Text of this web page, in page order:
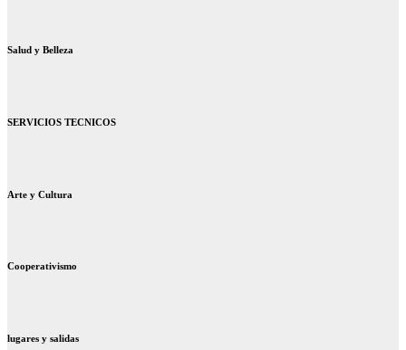
Salud y Belleza
SERVICIOS TECNICOS
Arte y Cultura
Cooperativismo
lugares y salidas